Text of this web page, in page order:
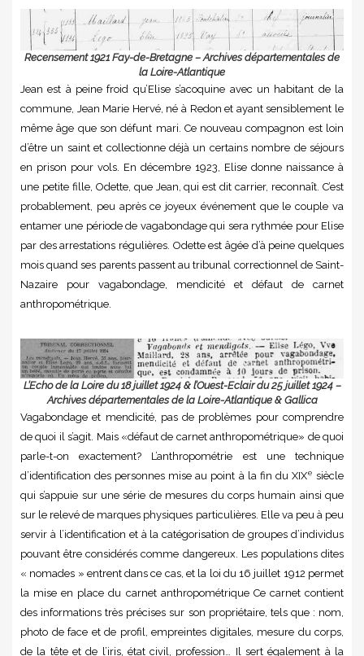
Recensement 1921 Fay-de-Bretagne – Archives départementales de
la Loire-Atlantique
Jean est à peine froid qu’Elise s’acoquine avec un habitant de la
commune, Jean Marie Hervé, né à Redon et ayant sensiblement le
même âge que son défunt mari. Ce nouveau compagnon est loin
d’être un saint et collectionne déjà un certains nombre de séjours
en prison pour vols. En décembre 1923, Elise donne naissance à
une petite fille, Odette, que Jean, qui est dit carrier, reconnaît. C’est
probablement, peu après ce joyeux événement que le couple va
entamer une période de vagabondage qui sera rythmée pour Elise
par des arrestations régulières. Odette est âgée d’à peine quelques
mois quand ses parents passent au tribunal correctionnel de Saint-
Nazaire pour vagabondage, mendicité et défaut de carnet
anthropométrique.
L’Echo de la Loire du 18 juillet 1924 & l’Ouest-Eclair du 25 juillet 1924 –
Archives départementales de la Loire-Atlantique & Gallica
Vagabondage et mendicité, pas de problèmes pour comprendre
de quoi il s’agit. Mais «défaut de carnet anthropométrique» de quoi
parle-t-on exactement? L’anthropométrie est une technique
d’identification des personnes mise au point à la fin du XIXe siècle
qui s’appuie sur une série de mesures du corps humain ainsi que
sur le relevé de marques physiques particulières. Elle va peu à peu
servir à l’identification et à la catégorisation de groupes d’individus
pouvant être considérés comme dangereux. Les populations dites
« nomades » entrent dans ce cas, et la loi du 16 juillet 1912 permet
la mise en place du carnet anthropométrique Ce carnet contient
des informations très précises sur son propriétaire, tels que : nom,
photo de face et de profil, empreintes digitales, mesure du corps,
de la tête et de l’iris, état civil, profession… Il sert également à la